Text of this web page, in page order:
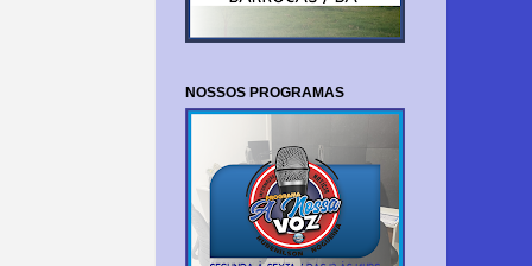
NOSSOS PROGRAMAS